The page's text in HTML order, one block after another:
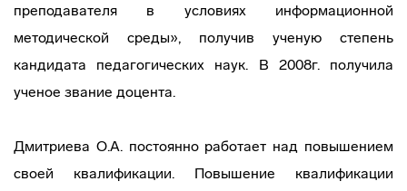
преподавателя в условиях информационной
методической среды», получив ученую степень
кандидата педагогических наук. В 2008г. получила
ученое звание доцента.
Дмитриева О.А. постоянно работает над повышением
своей квалификации. Повышение квалификации